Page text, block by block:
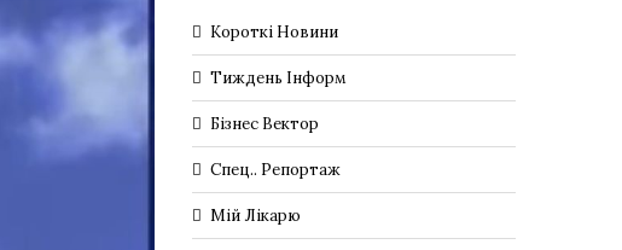
Короткі Новини
Тиждень Інформ
Бізнес Вектор
Спец.. Репортаж
Мій Лікарю